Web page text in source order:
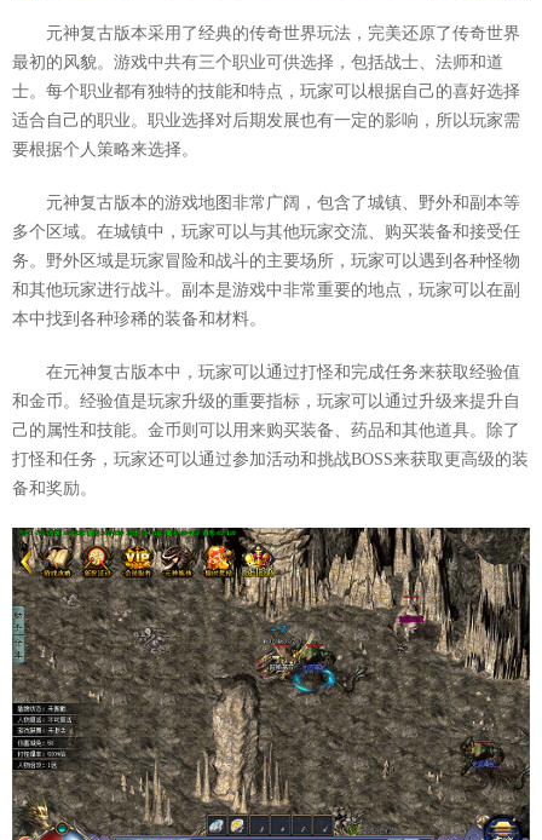
元神复古版本采用了经典的传奇世界玩法，完美还原了传奇世界
最初的风貌。游戏中共有三个职业可供选择，包括战士、法师和道
士。每个职业都有独特的技能和特点，玩家可以根据自己的喜好选择
适合自己的职业。职业选择对后期发展也有一定的影响，所以玩家需
要根据个人策略来选择。
元神复古版本的游戏地图非常广阔，包含了城镇、野外和副本等
多个区域。在城镇中，玩家可以与其他玩家交流、购买装备和接受任
务。野外区域是玩家冒险和战斗的主要场所，玩家可以遇到各种怪物
和其他玩家进行战斗。副本是游戏中非常重要的地点，玩家可以在副
本中找到各种珍稀的装备和材料。
在元神复古版本中，玩家可以通过打怪和完成任务来获取经验值
和金币。经验值是玩家升级的重要指标，玩家可以通过升级来提升自
己的属性和技能。金币则可以用来购买装备、药品和其他道具。除了
打怪和任务，玩家还可以通过参加活动和挑战BOSS来获取更高级的装
备和奖励。